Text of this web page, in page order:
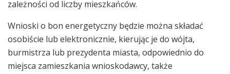
zależności od liczby mieszkańców.
Wnioski o bon energetyczny będzie można składać
osobiście lub elektronicznie, kierując je do wójta,
burmistrza lub prezydenta miasta, odpowiednio do
miejsca zamieszkania wnioskodawcy, także